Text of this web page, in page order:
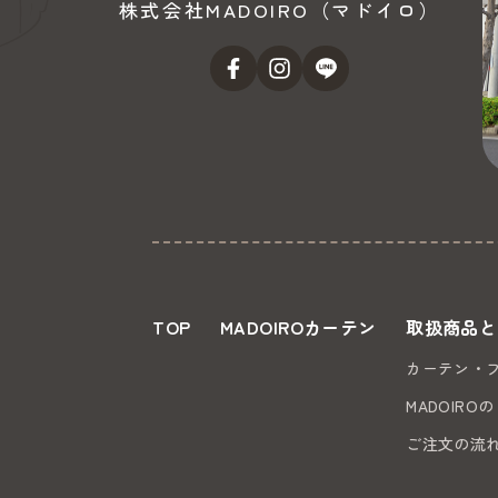
株式会社MADOIRO（マドイロ）
TOP MADOIROカーテン 取扱商品
カーテン・
MADOIRO
ご注文の流